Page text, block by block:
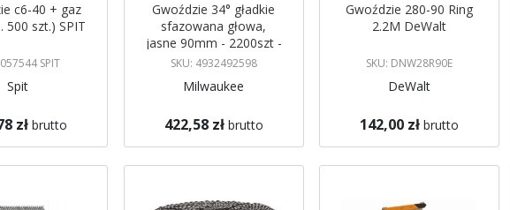
c6-40 + gaz
500 szt.) SPIT
SPIT
Spit
zł brutto
Gwoździe 34° gładkie
sfazowana głowa,
jasne 90mm - 2200szt -
M18FFN MILWAUKEE
SKU: 4932492598
Milwaukee
422,58 zł brutto
Gwoździe 280-90 Ring
2.2M DeWalt
SKU: DNW28R90E
DeWalt
142,00 zł brutto